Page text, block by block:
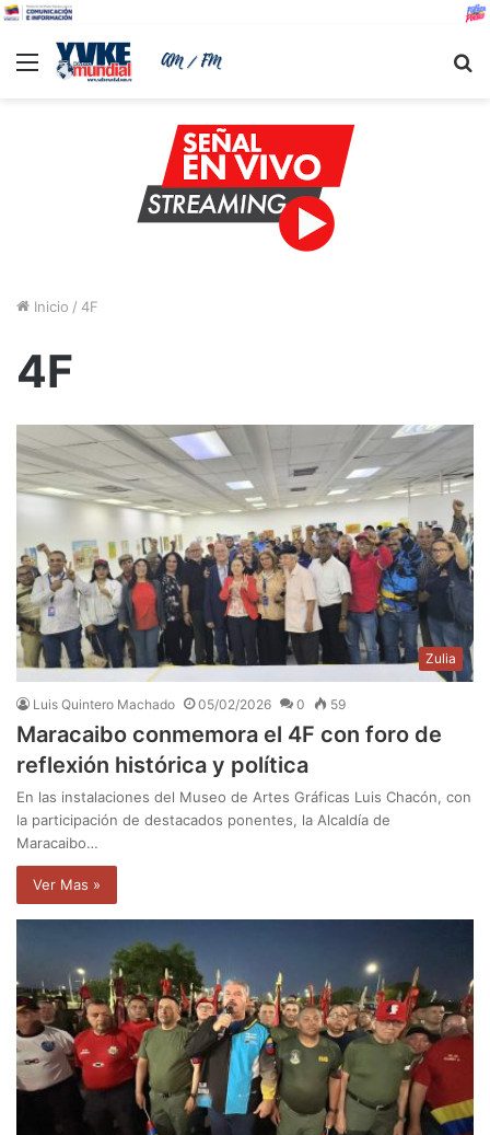
Menu
Inicio / 4F
4F
Zulia
Luis Quintero Machado 05/02/2026 0 59
Maracaibo conmemora el 4F con foro de
reflexión histórica y política
En las instalaciones del Museo de Artes Gráficas Luis Chacón, con
la participación de destacados ponentes, la Alcaldía de
Maracaibo…
Ver Mas »